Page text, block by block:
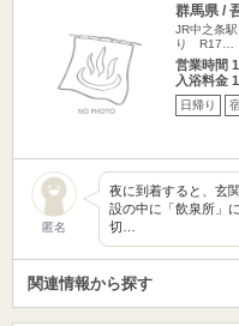
群馬県 /
JR中之条
り R17…
営業時間
入浴料金
日帰り
匿名
夜に到着すると、玄
設の中に「飲泉所」
切…
関連情報から探す